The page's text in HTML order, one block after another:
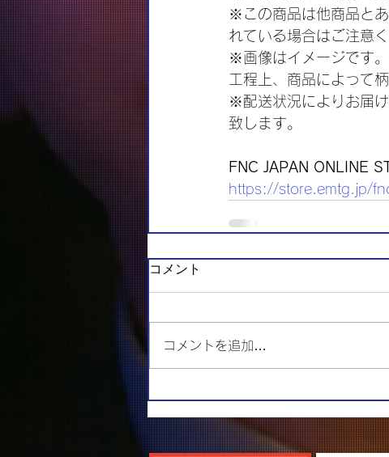
※この商品は他商品と
れている場合はご注意く
※画像はイメージです
工程上、商品によって
※配送状況によりお届
致します。
FNC JAPAN ONLINE
https://store.emtg.jp/
コメント
コメントを追加…